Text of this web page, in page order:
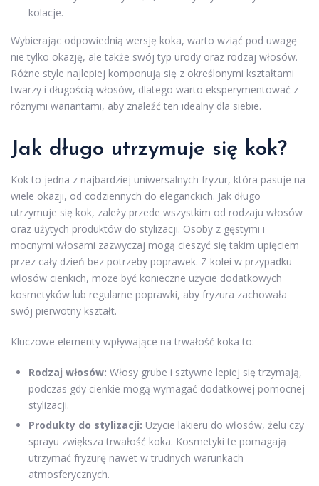
kolacje.
Wybierając odpowiednią wersję koka, warto wziąć pod uwagę
nie tylko okazję, ale także swój typ urody oraz rodzaj włosów.
Różne style najlepiej komponują się z określonymi kształtami
twarzy i długością włosów, dlatego warto eksperymentować z
różnymi wariantami, aby znaleźć ten idealny dla siebie.
Jak długo utrzymuje się kok?
Kok to jedna z najbardziej uniwersalnych fryzur, która pasuje na
wiele okazji, od codziennych do eleganckich. Jak długo
utrzymuje się kok, zależy przede wszystkim od rodzaju włosów
oraz użytych produktów do stylizacji. Osoby z gęstymi i
mocnymi włosami zazwyczaj mogą cieszyć się takim upięciem
przez cały dzień bez potrzeby poprawek. Z kolei w przypadku
włosów cienkich, może być konieczne użycie dodatkowych
kosmetyków lub regularne poprawki, aby fryzura zachowała
swój pierwotny kształt.
Kluczowe elementy wpływające na trwałość koka to:
Rodzaj włosów: Włosy grube i sztywne lepiej się trzymają,
podczas gdy cienkie mogą wymagać dodatkowej pomocnej
stylizacji.
Produkty do stylizacji: Użycie lakieru do włosów, żelu czy
sprayu zwiększa trwałość koka. Kosmetyki te pomagają
utrzymać fryzurę nawet w trudnych warunkach
atmosferycznych.